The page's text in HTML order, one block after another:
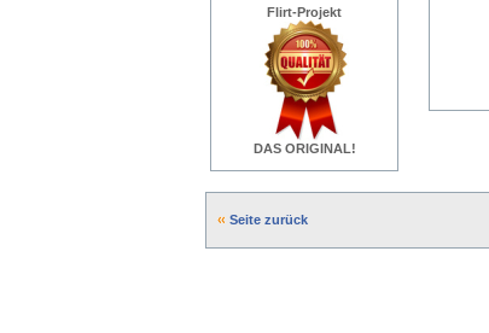
Flirt-Projekt
DAS ORIGINAL!
Seite zurück